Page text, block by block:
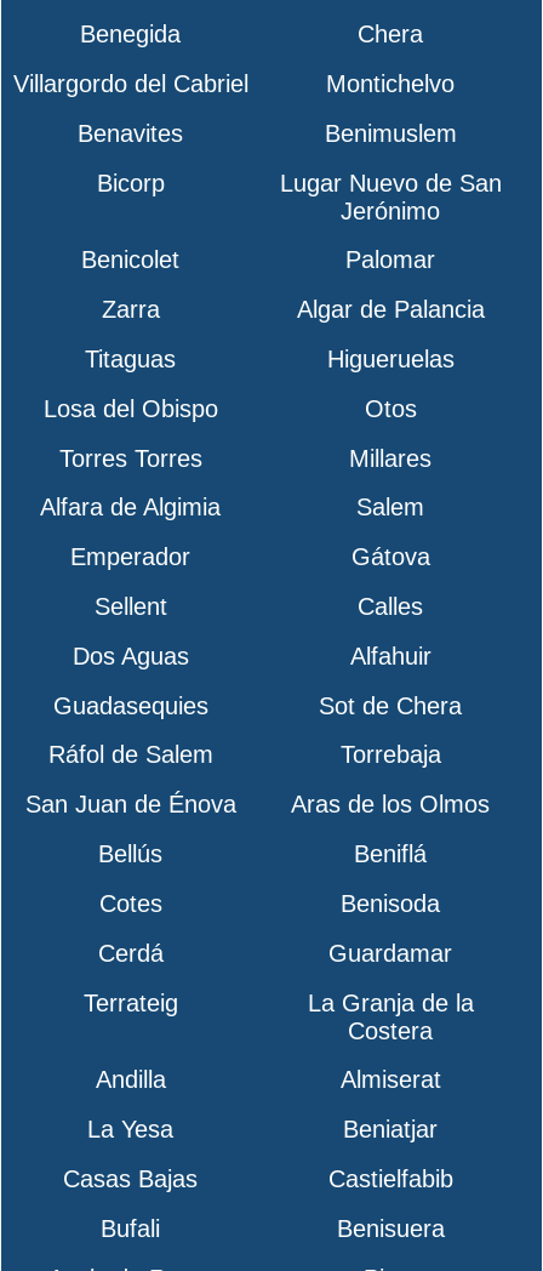
Benegida
Chera
Villargordo del Cabriel
Montichelvo
Benavites
Benimuslem
Bicorp
Lugar Nuevo de San
Jerónimo
Benicolet
Palomar
Zarra
Algar de Palancia
Titaguas
Higueruelas
Losa del Obispo
Otos
Torres Torres
Millares
Alfara de Algimia
Salem
Emperador
Gátova
Sellent
Calles
Dos Aguas
Alfahuir
Guadasequies
Sot de Chera
Ráfol de Salem
Torrebaja
San Juan de Énova
Aras de los Olmos
Bellús
Beniflá
Cotes
Benisoda
Cerdá
Guardamar
Terrateig
La Granja de la
Costera
Andilla
Almiserat
La Yesa
Beniatjar
Casas Bajas
Castielfabib
Bufali
Benisuera